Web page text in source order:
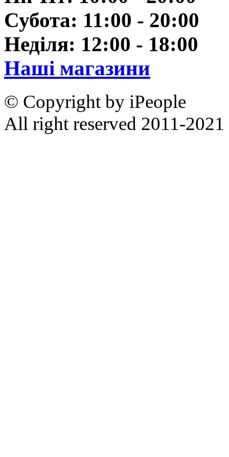
Субота: 11:00 - 20:00
Неділя: 12:00 - 18:00
Наші магазини
© Copyright by iPeople
All right reserved 2011-2021